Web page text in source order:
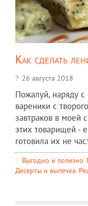
Как сделать
26 августа 2018
Пожалуй, наряду
вареники с
завтраков в моей
этих товарищей -
готовила их не
Выгодно и полезно,
Десерты и выпечка,